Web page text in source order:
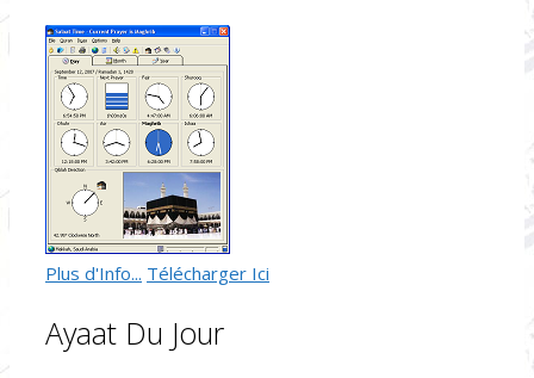
Plus d'Info... Télécharger Ici
Ayaat Du Jour